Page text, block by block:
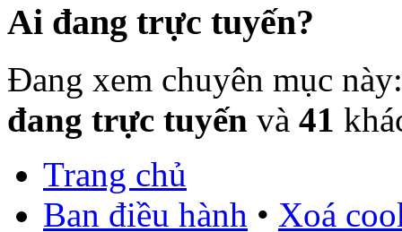
Ai đang trực tuyến?
Đang xem chuyên mục
đang trực tuyến và 41
Trang chủ
Ban điều hành • Xoá